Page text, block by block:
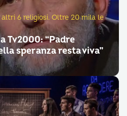
6 religiosi. Oltre 20 mila le
Tv2000: “Padre
speranza resta viva”